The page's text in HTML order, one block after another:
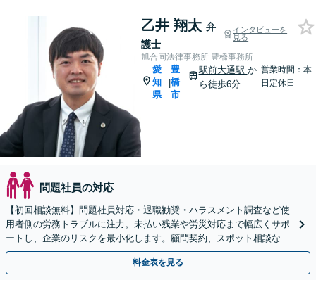
乙井 翔太 弁
護士
インタビューを
見る
旭合同法律事務所 豊橋事務所
愛
知
県
|
豊
橋
市
駅前大通駅 か
ら徒歩6分
営業時間：本
日定休日
問題社員の対応
【初回相談無料】問題社員対応・退職勧奨・ハラスメント調査など使
用者側の労務トラブルに注力。未払い残業や労災対応まで幅広くサポ
ートし、企業のリスクを最小化します。顧問契約、スポット相談など
柔軟に対応可能【豊橋駅10分】【夜間相談可】
料金表を見る